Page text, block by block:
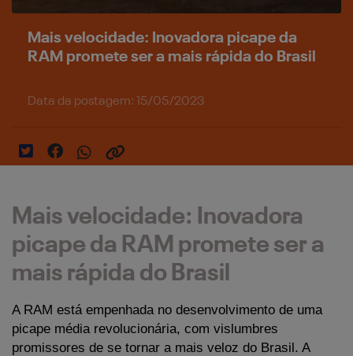
Mais velocidade: Inovadora picape da
RAM promete ser a mais rápida do Brasil
Data da postagem: 15/05/2023
Mais velocidade: Inovadora
picape da RAM promete ser a
mais rápida do Brasil
A RAM está empenhada no desenvolvimento de uma
picape média revolucionária, com vislumbres
promissores de se tornar a mais veloz do Brasil. A